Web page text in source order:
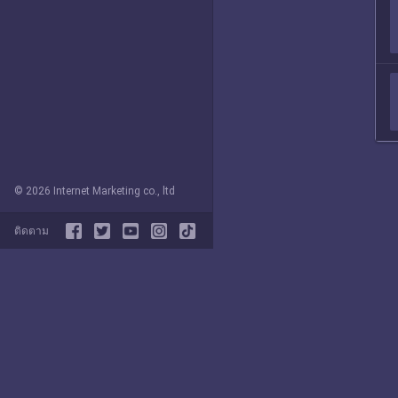
© 2026 Internet Marketing co., ltd
ติดตาม